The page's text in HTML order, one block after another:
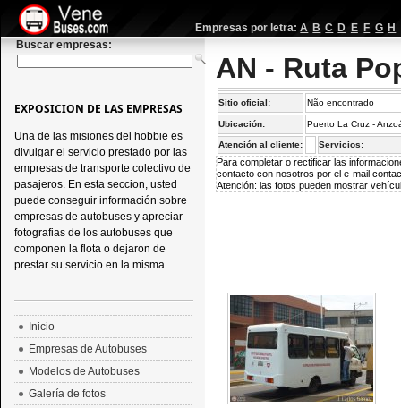
Empresas por letra: A B C D E F G H
Buscar empresas:
AN - Ruta
Sitio oficial: Não encontrado
Ubicación: Puerto La Cruz -
Atención al cliente: Servicios:
Para completar o rectificar las
contacto con nosotros por el e-mail
Atención: las fotos pueden mostrar
EXPOSICION DE LAS EMPRESAS
Una de las misiones del hobbie es
divulgar el servicio prestado por las
empresas de transporte colectivo de
pasajeros. En esta seccion, usted
puede conseguir información sobre
empresas de autobuses y apreciar
fotografias de los autobuses que
componen la flota o dejaron de
prestar su servicio en la misma.
Inicio
Empresas de Autobuses
Modelos de Autobuses
Galería de fotos